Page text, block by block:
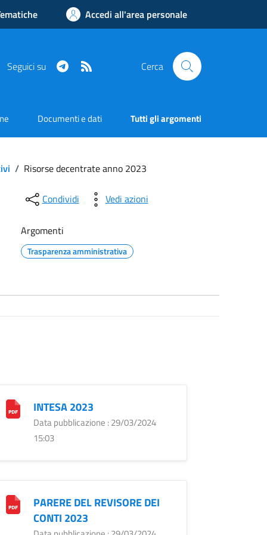
Accedi all'area personale
Seguici su Telegram Cerca
Documenti e dati Tutti gli argomenti
/ Risorse decentrate anno 2023
Condividi Vedi azioni
Argomenti
Trasparenza amministrativa
INTESA 2023
Data pubblicazione : 29/03/2024
15:03
PARERE DEL REVISORE DEI
CONTI 2023